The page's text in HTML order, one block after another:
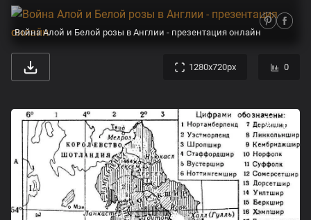
Война Алой и Белой розы в Англии - презентация онлайн
1280x720px 0